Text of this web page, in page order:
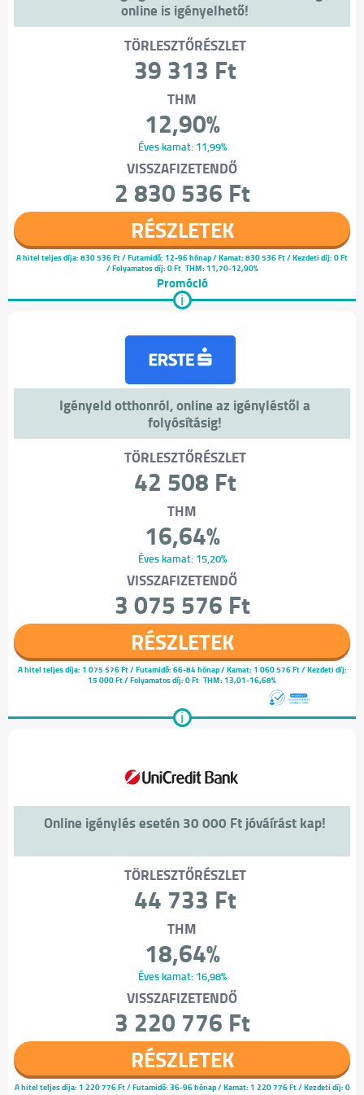
online is igényelhető!
TÖRLESZTŐRÉSZLET
39 313 Ft
THM
12,90%
Éves kamat: 11,99%
VISSZAFIZETENDŐ
2 830 536 Ft
RÉSZLETEK
A hitel teljes díja: 830 536 Ft/ Futamidő: 12-96 hónap / Kamat: 830 536 Ft / Kezdeti díj: 0 Ft
/ Folyamatos díj: 0 Ft THM: 11,70-12,90%
Promóció
i
Igényeld otthonról, online az igényléstől a
folyósításig!
TÖRLESZTŐRÉSZLET
42 508 Ft
THM
16,64%
Éves kamat: 15,20%
VISSZAFIZETENDŐ
3 075 576 Ft
RÉSZLETEK
A hitel teljes díja: 1 075 576 Ft/ Futamidő: 66-84 hónap / Kamat: 1 060 576 Ft / Kezdeti díj:
15 000 Ft / Folyamatos díj: 0 Ft THM: 13,01-16,68%
i
Online igénylés esetén 30 000 Ft jóváírást kap!
TÖRLESZTŐRÉSZLET
44 733 Ft
THM
18,64%
Éves kamat: 16,98%
VISSZAFIZETENDŐ
3 220 776 Ft
RÉSZLETEK
A hitel teljes díja: 1 220 776 Ft/ Futamidő: 36-96 hónap / Kamat: 1 220 776 Ft / Kezdeti díj: 0